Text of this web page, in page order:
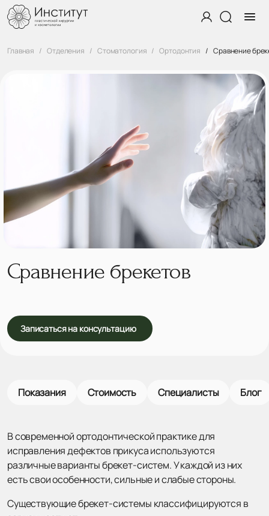
Главная Отделения Стоматология Ортодонтия Сравнение
Сравнение брекетов
Записаться на консультацию
Показания Стоимость Специалисты Блог
В современной ортодонтической практике для
исправления дефектов прикуса используются
различные варианты брекет-систем. У каждой из них
есть свои особенности, сильные и слабые стороны.
Существующие брекет-системы классифицируются в